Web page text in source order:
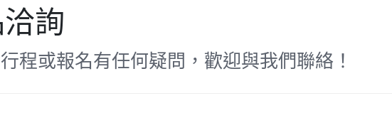
詢
程或報名有任何疑問，歡迎與我們聯絡！